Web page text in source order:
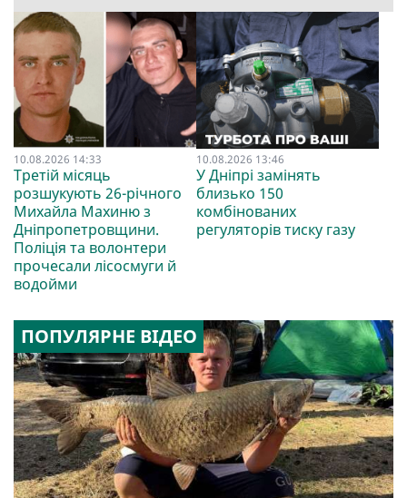
10.08.2026 14:33
Третій місяць
розшукують 26-річного
Михайла Махиню з
Дніпропетровщини.
Поліція та волонтери
прочесали лісосмуги й
водойми
10.08.2026 13:46
У Дніпрі замінять
близько 150
комбінованих
регуляторів тиску газу
ПОПУЛЯРНЕ ВІДЕО